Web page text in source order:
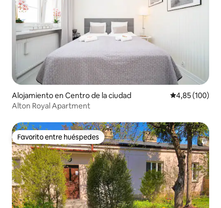
Alojamiento en Centro de la ciudad Calificación
4,85 (100)
Alton Royal Apartment
Favorito entre huéspedes
Favorito entre huéspedes